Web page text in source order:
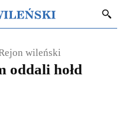
wileński
oddali hołd